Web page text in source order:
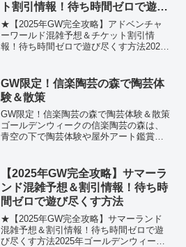
ト割引情報！待ち時間ゼロで遊び
尽くす方法
★【2025年GW完全攻略】アドベンチャ
ーワールド混雑予想＆チケット割引情
報！待ち時間ゼロで遊び尽くす方法2025
り！毎年GWは国内屈指の混雑が予想され
るため、事...
GW限定！信楽陶芸の森で陶芸体
験＆散策
GW限定！信楽陶芸の森で陶芸体験＆散策
ゴールデンウィークの信楽陶芸の森は、
青空の下で陶芸体験や屋外アート鑑賞が
イドです。施設の基本情報信楽陶芸の森
（正式には滋賀県立陶芸...
【2025年GW完全攻略】サマーラ
ンド混雑予想＆割引情報！待ち時
間ゼロで遊び尽くす方法
★【2025年GW完全攻略】サマーランド
混雑予想＆割引情報！待ち時間ゼロで遊
び尽くす方法2025年ゴールデンウィーク